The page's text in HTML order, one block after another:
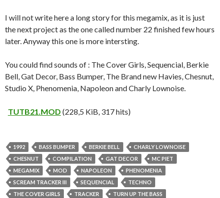
I will not write here a long story for this megamix, as it is just
the next project as the one called number 22 finished few hours
later. Anyway this one is more intersting.
You could find sounds of : The Cover Girls, Sequencial, Berkie
Bell, Gat Decor, Bass Bumper, The Brand new Havies, Chesnut,
Studio X, Phenomenia, Napoleon and Charly Lownoise.
TUTB21.MOD (228,5 KiB, 317 hits)
1992 BASS BUMPER BERKIE BELL
CHARLY LOWNOISE
CHESNUT
COMPILATION GAT DECOR
MC PIET
MEGAMIX
MOD NAPOLEON
PHENOMENIA
SCREAM TRACKER III
SEQUENCIAL
TECHNO
THE COVER GIRLS
TRACKER TURN UP THE BASS